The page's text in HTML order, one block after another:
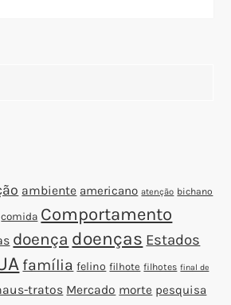
ambiente americano atenção bichano
comida Comportamento
doença doenças Estados
família felino filhote filhotes final de
tratos Mercado morte pesquisa